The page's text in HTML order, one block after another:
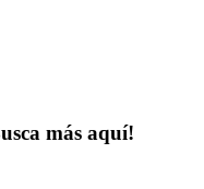
más aquí!